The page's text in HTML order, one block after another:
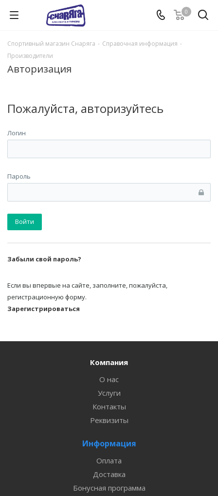
0
Спортивный магазин Снаряга - Справочная информация -
Производители
Авторизация
Пожалуйста, авторизуйтесь
Логин
Пароль
Забыли свой пароль?
Если вы впервые на сайте, заполните, пожалуйста,
регистрационную форму.
Зарегистрироваться
Компания
О нас
Услуги
Контакты
Реквизиты
Информация
Оплата
Доставка
Бонусная программа